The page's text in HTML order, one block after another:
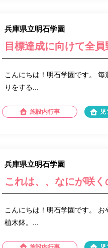
兵庫県立明石学園
目標達成に向けて全員
こんにちは！明石学園です。
りをする...
施設内行事
兵庫県立明石学園
これは、、なにが咲く
こんにちは！明石学園です。
植木鉢。...